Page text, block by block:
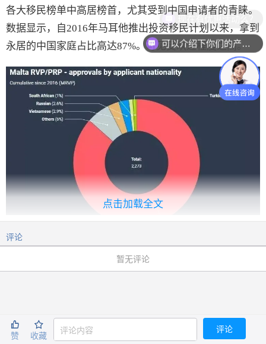
各大移民榜单中高居榜首，尤其受到中国申请者的青睐。
数据显示，自2016年马耳他推出投资移民计划以来，拿到
永居的中国家庭占比高达87%。可见受欢迎程度之高。
为什么越来越多中国家庭选择马耳他？
一步到位四代拿身份
点击加载全文
评论
暂无评论

赞

收藏
评论
现在有优惠活动么？